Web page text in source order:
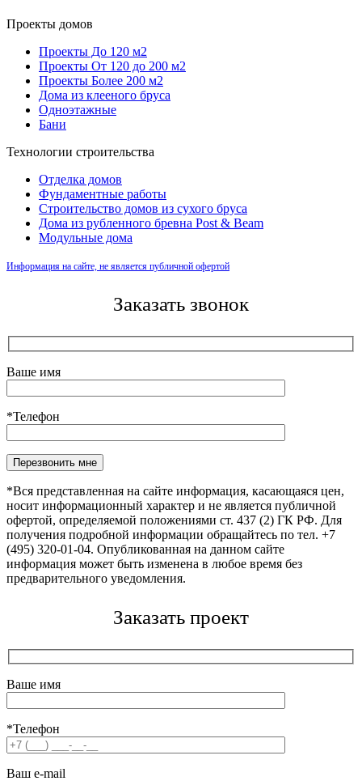
Проекты домов
Проекты До 120 м2
Проекты От 120 до 200 м2
Проекты Более 200 м2
Дома из клееного бруса
Одноэтажные
Бани
Технологии строительства
Отделка домов
Фундаментные работы
Строительство домов из сухого бруса
Дома из рубленного бревна Post & Beam
Модульные дома
Информация на сайте, не является публичной офертой
Заказать звонок
Ваше имя
*Телефон
Оставьте это поле пустым.
*Вся представленная на сайте информация, касающаяся цен,
носит информационный характер и не является публичной
офертой, определяемой положениями ст. 437 (2) ГК РФ. Для
получения подробной информации обращайтесь по тел. +7
(495) 320-01-04. Опубликованная на данном сайте
информация может быть изменена в любое время без
предварительного уведомления.
Заказать проект
Ваше имя
*Телефон
Ваш e-mail